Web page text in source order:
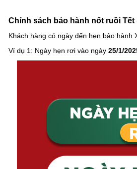
Chính sách bảo hành nốt ruồi
Khách hàng có ngày đến hẹn bảo hành
Ví dụ 1: Ngày hẹn rơi vào ngày25/1/